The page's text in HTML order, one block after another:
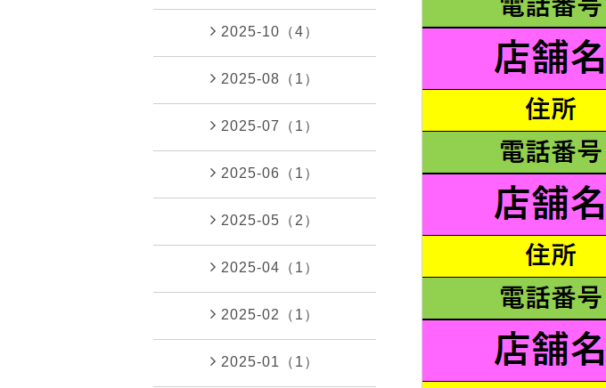
2025-10（4）
2025-08（1）
2025-07（1）
2025-06（1）
2025-05（2）
2025-04（1）
2025-02（1）
2025-01（1）